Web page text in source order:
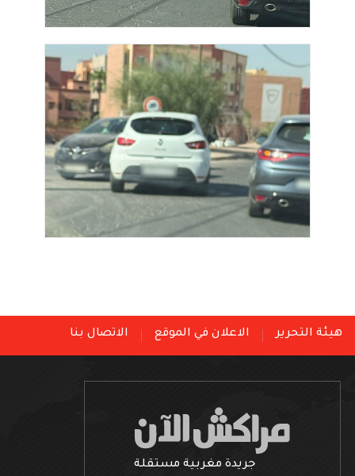
هيئة التحرير الاعلان في الموقع الاتصال بنا
جريدة مغربية مستقلة